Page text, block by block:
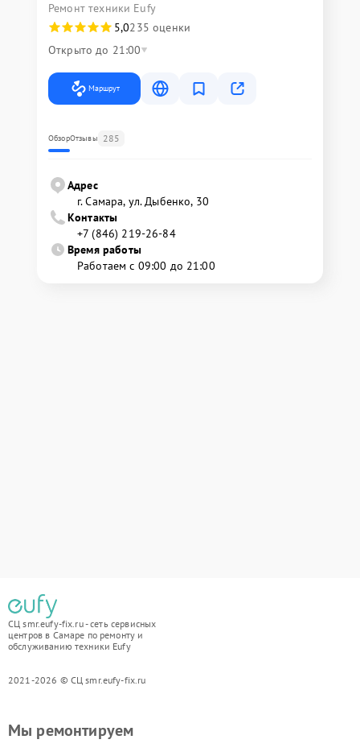
Ремонт техники Eufy
5,0235 оценки
Открыто до 21:00
Маршрут
ОбзорОтзывы 285
Адрес
г. Самара, ул. Дыбенко, 30
Контакты
+7 (846) 219-26-84
Время работы
Работаем с 09:00 до 21:00
СЦ smr.eufy-fix.ru - сеть сервисных
центров в Самаре по ремонту и
обслуживанию техники Eufy
2021-2026 © СЦ smr.eufy-fix.ru
Мы ремонтируем